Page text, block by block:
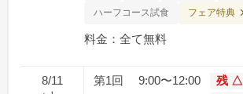
ハーフコース試食
フェア特典
料金：全て無料
8/11
第1回 9:00〜12:00
残 △